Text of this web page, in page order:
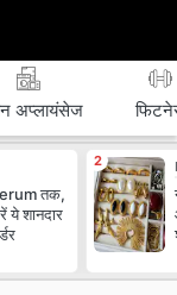
अप्लायंसेज
तक,
शानदार